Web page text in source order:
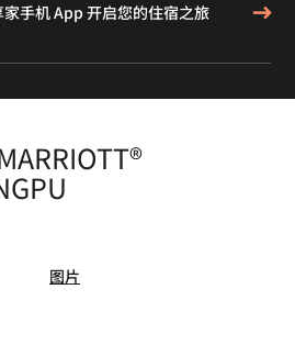
手机 App 开启您的住宿之旅
图片